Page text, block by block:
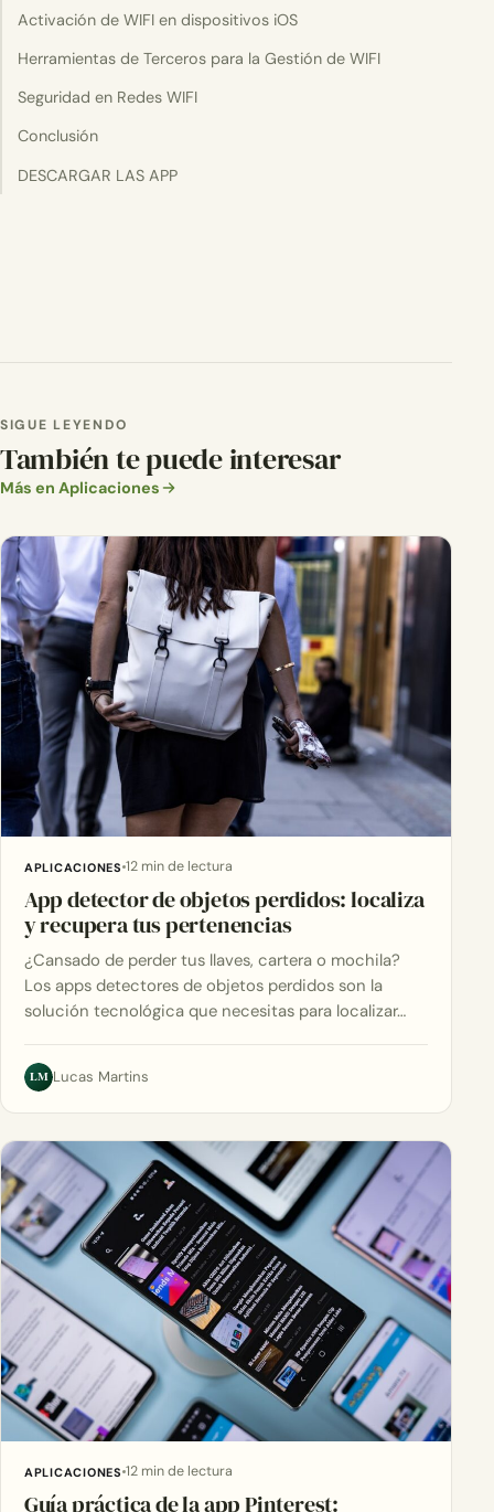
Activación de WIFI en dispositivos iOS
Herramientas de Terceros para la Gestión de WIFI
Seguridad en Redes WIFI
Conclusión
DESCARGAR LAS APP
SIGUE LEYENDO
También te puede interesar
Más en Aplicaciones
APLICACIONES 12 min de lectura
App detector de objetos perdidos: localiza
y recupera tus pertenencias
¿Cansado de perder tus llaves, cartera o mochila?
Los apps detectores de objetos perdidos son la
solución tecnológica que necesitas para localizar…
LM Lucas Martins
APLICACIONES 12 min de lectura
Guía práctica de la app Pinterest: